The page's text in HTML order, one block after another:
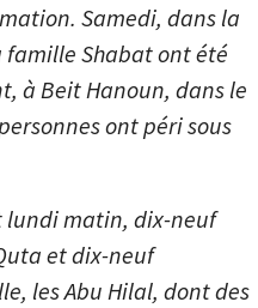
Samedi, dans la
Shabat ont été
à Beit Hanoun, dans le
ont péri sous
lundi matin, dix-neuf
et dix-neuf
les Abu Hilal, dont des